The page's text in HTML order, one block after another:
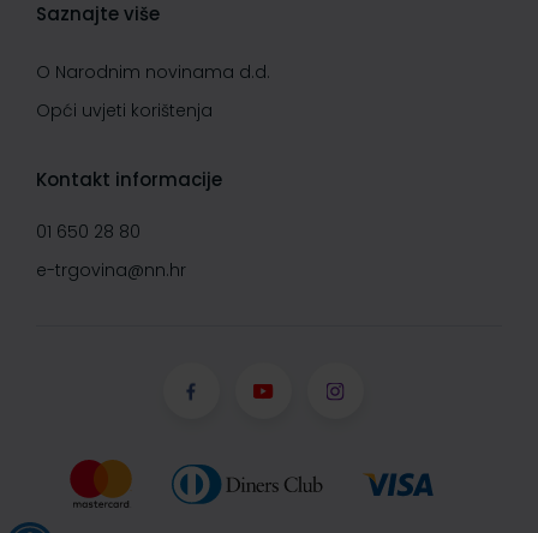
Saznajte više
O Narodnim novinama d.d.
Opći uvjeti korištenja
Kontakt informacije
01 650 28 80
e-trgovina@nn.hr